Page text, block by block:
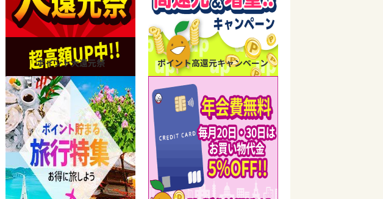
ポイント大還元祭 ポイント高還元キャンペーン